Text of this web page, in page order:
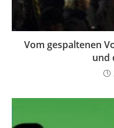
Vom gespaltenen
und